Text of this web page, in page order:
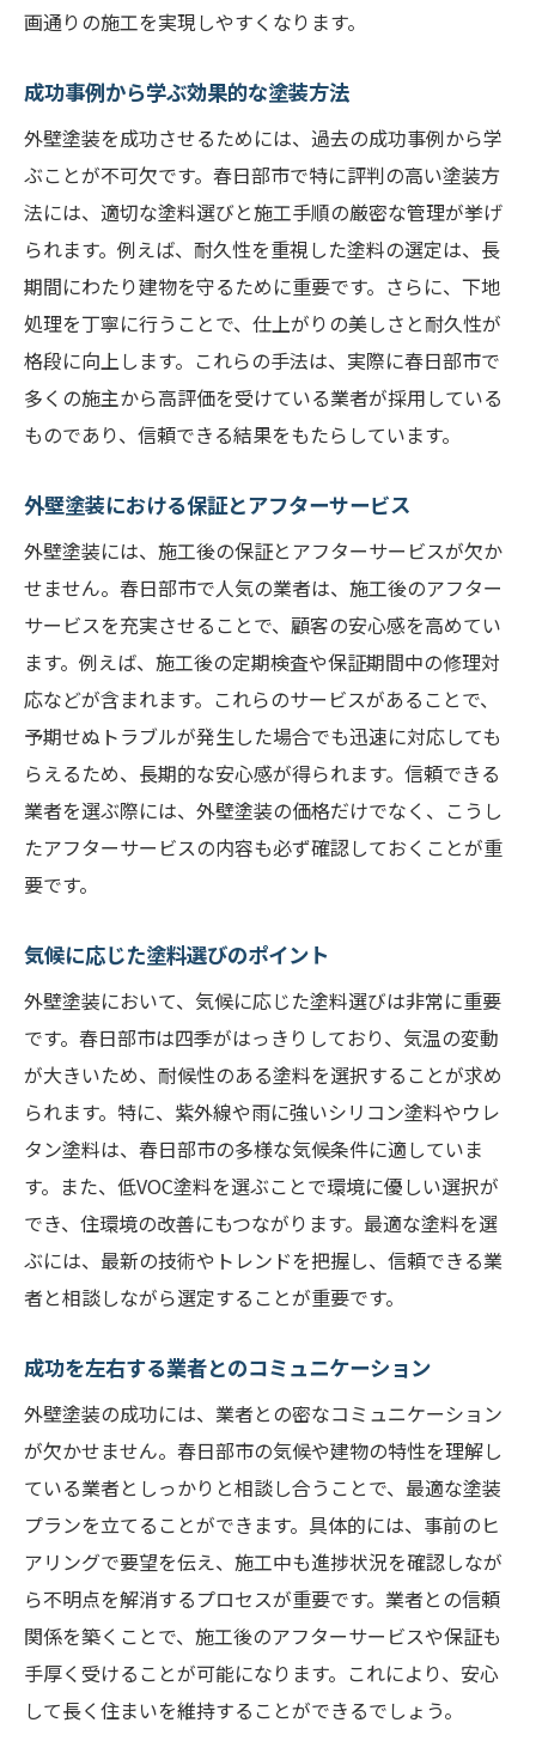
画通りの施工を実現しやすくなります。
成功事例から学ぶ効果的な塗装方法
外壁塗装を成功させるためには、過去の成功事例から学
ぶことが不可欠です。春日部市で特に評判の高い塗装方
法には、適切な塗料選びと施工手順の厳密な管理が挙げ
られます。例えば、耐久性を重視した塗料の選定は、長
期間にわたり建物を守るために重要です。さらに、下地
処理を丁寧に行うことで、仕上がりの美しさと耐久性が
格段に向上します。これらの手法は、実際に春日部市で
多くの施主から高評価を受けている業者が採用している
ものであり、信頼できる結果をもたらしています。
外壁塗装における保証とアフターサービス
外壁塗装には、施工後の保証とアフターサービスが欠か
せません。春日部市で人気の業者は、施工後のアフター
サービスを充実させることで、顧客の安心感を高めてい
ます。例えば、施工後の定期検査や保証期間中の修理対
応などが含まれます。これらのサービスがあることで、
予期せぬトラブルが発生した場合でも迅速に対応しても
らえるため、長期的な安心感が得られます。信頼できる
業者を選ぶ際には、外壁塗装の価格だけでなく、こうし
たアフターサービスの内容も必ず確認しておくことが重
要です。
気候に応じた塗料選びのポイント
外壁塗装において、気候に応じた塗料選びは非常に重要
です。春日部市は四季がはっきりしており、気温の変動
が大きいため、耐候性のある塗料を選択することが求め
られます。特に、紫外線や雨に強いシリコン塗料やウレ
タン塗料は、春日部市の多様な気候条件に適していま
す。また、低VOC塗料を選ぶことで環境に優しい選択が
でき、住環境の改善にもつながります。最適な塗料を選
ぶには、最新の技術やトレンドを把握し、信頼できる業
者と相談しながら選定することが重要です。
成功を左右する業者とのコミュニケーション
外壁塗装の成功には、業者との密なコミュニケーション
が欠かせません。春日部市の気候や建物の特性を理解し
ている業者としっかりと相談し合うことで、最適な塗装
プランを立てることができます。具体的には、事前のヒ
アリングで要望を伝え、施工中も進捗状況を確認しなが
ら不明点を解消するプロセスが重要です。業者との信頼
関係を築くことで、施工後のアフターサービスや保証も
手厚く受けることが可能になります。これにより、安心
して長く住まいを維持することができるでしょう。